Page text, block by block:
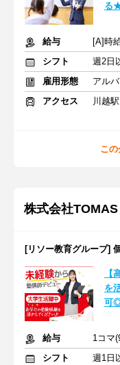
る
給与
シフト
雇用形態
アル
アクセス
川越
こ
株式会社TOMAS
[リソー教育グループ]
【
を
可
給与
シフト
週1日